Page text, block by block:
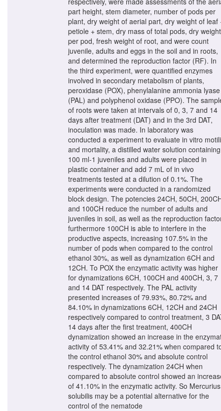
part height, stem diameter, number of pods per
plant, dry weight of aerial part, dry weight of leaf
petiole + stem, dry mass of total pods, dry weight
per pod, fresh weight of root, and were count
juvenile, adults and eggs in the soil and in roots,
and determined the reproduction factor (RF). In
the third experiment, were quantified enzymes
involved in secondary metabolism of plants,
peroxidase (POX), phenylalanine ammonia lyase
(PAL) and polyphenol oxidase (PPO). The
of roots were taken at intervals of 0, 3, 7 and 14
days after treatment (DAT) and in the 3rd DAT,
inoculation was made. In laboratory was
conducted a experiment to evaluate in vitro
and mortality, a distilled water solution containing
100 ml-1 juveniles and adults were placed in
plastic container and add 7 mL of in vivo
treatments tested at a dilution of 0.1%. The
experiments were conducted in a randomized
block design. The potencies 24CH, 50CH,
and 100CH reduce the number of adults and
juveniles in soil, as well as the reproduction
furthermore 100CH is able to interfere in the
productive aspects, increasing 107.5% in the
number of pods when compared to the control
ethanol 30%, as well as dynamization 6CH and
12CH. To POX the enzymatic activity was higher
for dynamizations 6CH, 100CH and 400CH, 3, 7
and 14 DAT respectively. The PAL activity
presented increases of 79.93%, 80.72% and
84.10% in dynamizations 6CH, 12CH and 24CH
respectively compared to control treatment, 3
14 days after the first treatment, 400CH
dynamization showed an increase in the
activity of 53.41% and 32.21% when compared
the control ethanol 30% and absolute control
respectively. The dynamization 24CH when
compared to absolute control showed an
of 41.10% in the enzymatic activity. So Mercurius
solubilis may be a potential alternative for the
control of the nematode